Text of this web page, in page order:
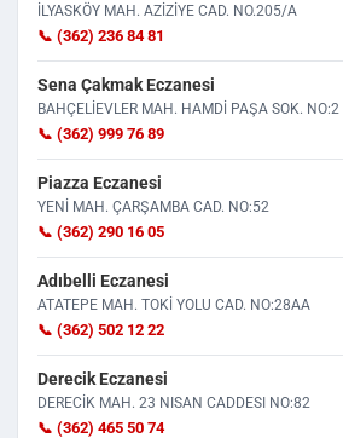
İLYASKÖY MAH. AZİZİYE CAD. NO.205/A
📞 (362) 236 84 81
Sena Çakmak Eczanesi
BAHÇELİEVLER MAH. HAMDİ PAŞA SOK. NO:2
📞 (362) 999 76 89
Piazza Eczanesi
YENİ MAH. ÇARŞAMBA CAD. NO:52
📞 (362) 290 16 05
Adıbelli Eczanesi
ATATEPE MAH. TOKİ YOLU CAD. NO:28AA
📞 (362) 502 12 22
Derecik Eczanesi
DERECİK MAH. 23 NISAN CADDESI NO:82
📞 (362) 465 50 74